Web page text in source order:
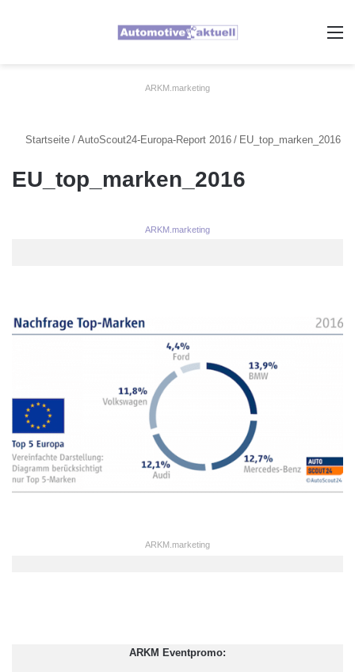
ARKM.marketing
Startseite / AutoScout24-Europa-Report 2016 / EU_top_marken_2016
EU_top_marken_2016
ARKM.marketing
ARKM.marketing
ARKM Eventpromo: